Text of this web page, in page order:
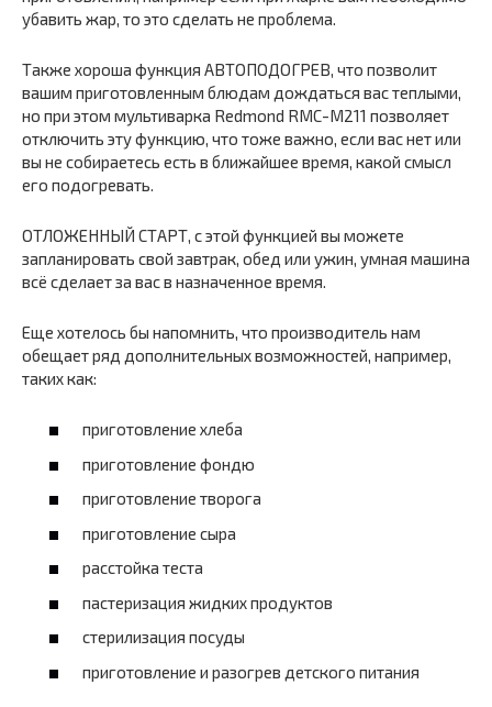
убавить жар, то это сделать не проблема.
Также хороша функция АВТОПОДОГРЕВ, что позволит
вашим приготовленным блюдам дождаться вас теплыми,
но при этом мультиварка Redmond RMC-M211 позволяет
отключить эту функцию, что тоже важно, если вас нет или
вы не собираетесь есть в ближайшее время, какой смысл
его подогревать.
ОТЛОЖЕННЫЙ СТАРТ, с этой функцией вы можете
запланировать свой завтрак, обед или ужин, умная машина
всё сделает за вас в назначенное время.
Еще хотелось бы напомнить, что производитель нам
обещает ряд дополнительных возможностей, например,
таких как:
приготовление хлеба
приготовление фондю
приготовление творога
приготовление сыра
расстойка теста
пастеризация жидких продуктов
стерилизация посуды
приготовление и разогрев детского питания